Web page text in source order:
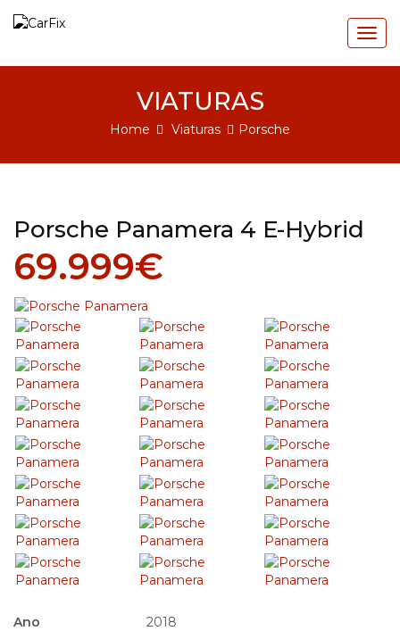
VIATURAS
Home Viaturas Porsche
Porsche Panamera 4 E-Hybrid
69.999€
Ano
2018